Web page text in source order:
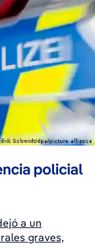
policial
a un
graves,